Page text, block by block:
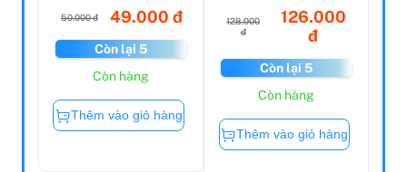
50.000 đ 49.000 đ
Còn lại 5
Còn hàng
Thêm vào giỏ hàng
128.000
đ
126.000
đ
Còn lại 5
Còn hàng
Thêm vào giỏ hàng